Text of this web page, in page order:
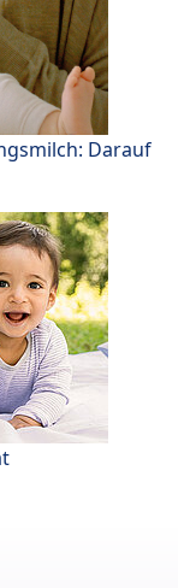
Darauf